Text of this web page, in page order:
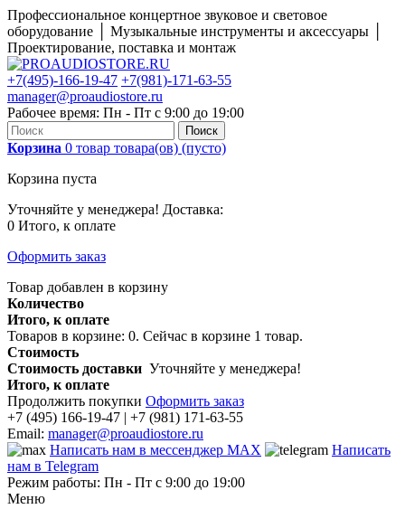
Профессиональное концертное звуковое и световое
оборудование │ Музыкальные инструменты и аксессуары │
Проектирование, поставка и монтаж
+7(495)-166-19-47 +7(981)-171-63-55
manager@proaudiostore.ru
Рабочее время: Пн - Пт с 9:00 до 19:00
Поиск
Корзина 0 товар товара(ов) (пусто)
Корзина пуста
Уточняйте у менеджера! Доставка:
0 Итого, к оплате
Оформить заказ
Товар добавлен в корзину
Количество
Итого, к оплате
Товаров в корзине: 0. Сейчас в корзине 1 товар.
Стоимость
Стоимость доставки Уточняйте у менеджера!
Итого, к оплате
Продолжить покупки Оформить заказ
+7 (495) 166-19-47 | +7 (981) 171-63-55
Email: manager@proaudiostore.ru
Написать нам в мессенджер MAX
Написать
нам в Telegram
Режим работы: Пн - Пт с 9:00 до 19:00
Меню